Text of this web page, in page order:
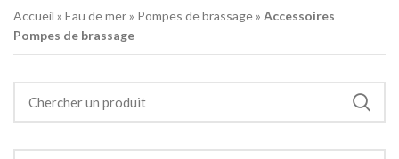
Accueil » Eau de mer» Pompes de brassage» Accessoires
Pompes de brassage